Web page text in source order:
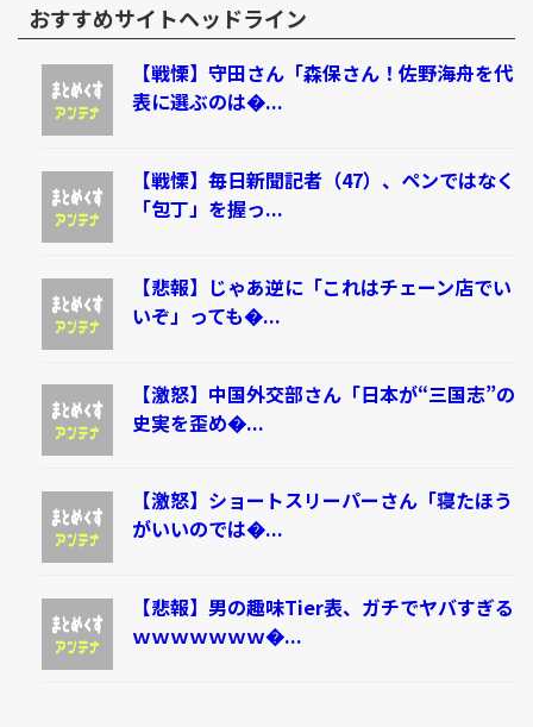
おすすめサイトヘッドライン
【戦慄】守田さん「森保さん！佐野海舟を代
表に選ぶのは�...
【戦慄】毎日新聞記者（47）、ペンではなく
「包丁」を握っ...
【悲報】じゃあ逆に「これはチェーン店でい
いぞ」っても�...
【激怒】中国外交部さん「日本が“三国志”の
史実を歪め�...
【激怒】ショートスリーパーさん「寝たほう
がいいのでは�...
【悲報】男の趣味Tier表、ガチでヤバすぎる
ｗｗｗｗｗｗｗ�...